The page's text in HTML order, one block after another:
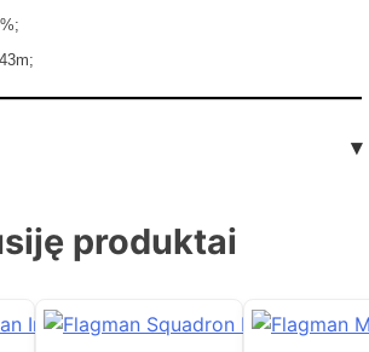
▾
produktai